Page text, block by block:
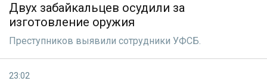
Двух забайкальцев осудили за
изготовление оружия
Преступников выявили сотрудники УФСБ.
23:02